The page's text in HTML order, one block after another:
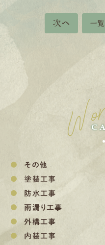
次へ 一
その他
塗装工事
防水工事
雨漏り工事
外構工事
内装工事